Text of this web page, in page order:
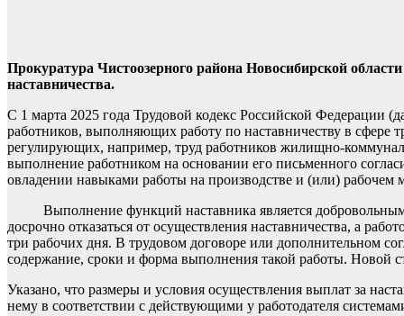
Прокуратура Чистоозерного района Новосибирской
наставничества.
С 1 марта 2025 года Трудовой кодекс Российской Федерации
работников, выполняющих работу по наставничеству в сфере
регулирующих, например, труд работников жилищно-
выполнение работником на основании его письменного
овладении навыками работы на производстве и (или)
Выполнение функций наставника является добровольным,
досрочно отказаться от осуществления наставничества, а
три рабочих дня. В трудовом договоре или дополнительном
содержание, сроки и форма выполнения такой работы. Новой
Указано, что размеры и условия осуществления выплат за
нему в соответствии с действующими у работодателя